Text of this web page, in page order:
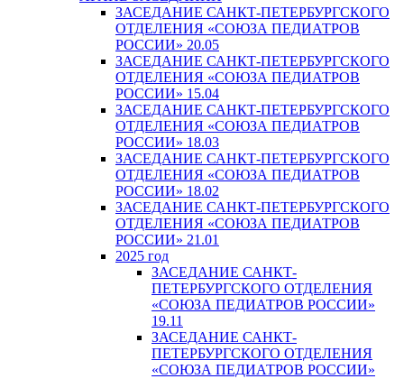
ЗАСЕДАНИЕ САНКТ-ПЕТЕРБУРГСКОГО
ОТДЕЛЕНИЯ «СОЮЗА ПЕДИАТРОВ
РОССИИ» 20.05
ЗАСЕДАНИЕ САНКТ-ПЕТЕРБУРГСКОГО
ОТДЕЛЕНИЯ «СОЮЗА ПЕДИАТРОВ
РОССИИ» 15.04
ЗАСЕДАНИЕ САНКТ-ПЕТЕРБУРГСКОГО
ОТДЕЛЕНИЯ «СОЮЗА ПЕДИАТРОВ
РОССИИ» 18.03
ЗАСЕДАНИЕ САНКТ-ПЕТЕРБУРГСКОГО
ОТДЕЛЕНИЯ «СОЮЗА ПЕДИАТРОВ
РОССИИ» 18.02
ЗАСЕДАНИЕ САНКТ-ПЕТЕРБУРГСКОГО
ОТДЕЛЕНИЯ «СОЮЗА ПЕДИАТРОВ
РОССИИ» 21.01
2025 год
ЗАСЕДАНИЕ САНКТ-
ПЕТЕРБУРГСКОГО ОТДЕЛЕНИЯ
«СОЮЗА ПЕДИАТРОВ РОССИИ»
19.11
ЗАСЕДАНИЕ САНКТ-
ПЕТЕРБУРГСКОГО ОТДЕЛЕНИЯ
«СОЮЗА ПЕДИАТРОВ РОССИИ»